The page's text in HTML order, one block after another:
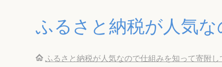
ふるさと納税が人気
ふるさと納税が人気なので仕組みを知って寄附し